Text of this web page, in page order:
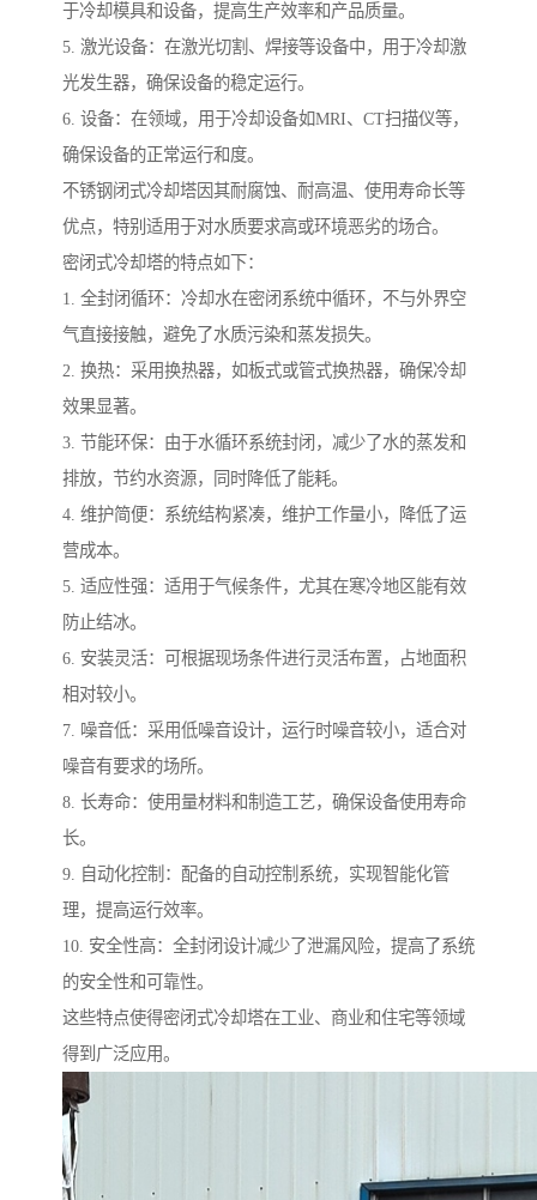
于冷却模具和设备，提高生产效率和产品质量。
5. 激光设备：在激光切割、焊接等设备中，用于冷却激
光发生器，确保设备的稳定运行。
6. 设备：在领域，用于冷却设备如MRI、CT扫描仪等，
确保设备的正常运行和度。
不锈钢闭式冷却塔因其耐腐蚀、耐高温、使用寿命长等
优点，特别适用于对水质要求高或环境恶劣的场合。
密闭式冷却塔的特点如下：
1. 全封闭循环：冷却水在密闭系统中循环，不与外界空
气直接接触，避免了水质污染和蒸发损失。
2. 换热：采用换热器，如板式或管式换热器，确保冷却
效果显著。
3. 节能环保：由于水循环系统封闭，减少了水的蒸发和
排放，节约水资源，同时降低了能耗。
4. 维护简便：系统结构紧凑，维护工作量小，降低了运
营成本。
5. 适应性强：适用于气候条件，尤其在寒冷地区能有效
防止结冰。
6. 安装灵活：可根据现场条件进行灵活布置，占地面积
相对较小。
7. 噪音低：采用低噪音设计，运行时噪音较小，适合对
噪音有要求的场所。
8. 长寿命：使用量材料和制造工艺，确保设备使用寿命
长。
9. 自动化控制：配备的自动控制系统，实现智能化管
理，提高运行效率。
10. 安全性高：全封闭设计减少了泄漏风险，提高了系统
的安全性和可靠性。
这些特点使得密闭式冷却塔在工业、商业和住宅等领域
得到广泛应用。